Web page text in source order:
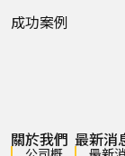
成功案例
關於我們 最新消